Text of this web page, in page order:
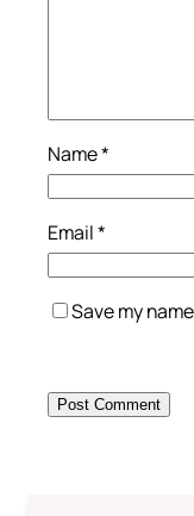
Name*
Email*
Save my